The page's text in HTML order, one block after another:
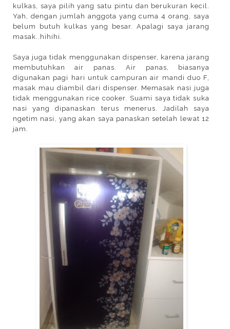
kulkas, saya pilih yang satu pintu dan berukuran kecil.
Yah, dengan jumlah anggota yang cuma 4 orang, saya
belum butuh kulkas yang besar. Apalagi saya jarang
masak..hihihi.
Saya juga tidak menggunakan dispenser, karena jarang
membutuhkan air panas. Air panas, biasanya
digunakan pagi hari untuk campuran air mandi duo F,
masak mau diambil dari dispenser. Memasak nasi juga
tidak menggunakan rice cooker. Suami saya tidak suka
nasi yang dipanaskan terus menerus. Jadilah saya
ngetim nasi, yang akan saya panaskan setelah lewat 12
jam.